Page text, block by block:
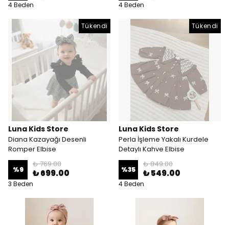
4 Beden 4 Beden
Tükendi
Luna Kids Store
Diana Kazayağı Desenli
Romper Elbise
%9
₺ 769.00
₺ 699.00
3 Beden
Tükendi
Luna Kids Store
Perla İşleme Yakalı Kurdele
Detaylı Kahve Elbise
%35
₺ 849.00
₺ 549.00
4 Beden